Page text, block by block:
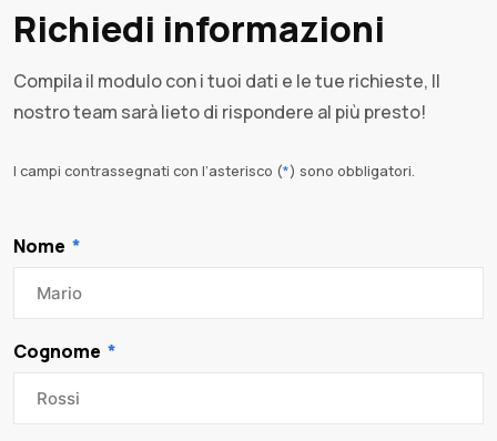
Richiedi informazioni
Compila il modulo con i tuoi dati e le tue richieste, Il
nostro team sarà lieto di rispondere al più presto!
I campi contrassegnati con l’asterisco (*) sono obbligatori.
Nome
Cognome